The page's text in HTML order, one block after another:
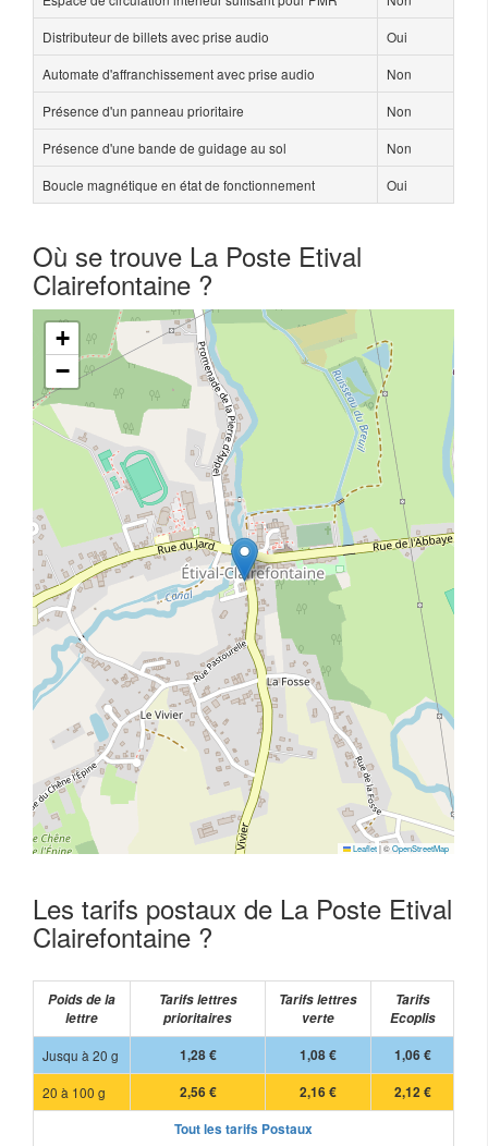
Distributeur de billets avec prise audio
Oui
Automate d'affranchissement avec prise audio
Non
Présence d'un panneau prioritaire
Non
Présence d'une bande de guidage au sol
Non
Boucle magnétique en état de fonctionnement
Oui
Où se trouve La Poste Etival
Clairefontaine ?
+
−
Leaflet|©OpenStreetMap
Les tarifs postaux de La Poste Etival
Clairefontaine ?
Poids de la
lettre
Tarifs lettres
prioritaires
Tarifs lettres
verte
Tarifs
Ecoplis
Jusqu à 20 g
1,28 € 1,08 €
1,06 €
20 à 100 g
2,56 € 2,16 €
2,12 €
Tout les tarifs Postaux